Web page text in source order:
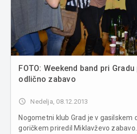
FOTO: Weekend band pri
odlično zabavo
access_time Nedelja, 08.12.2013
Nogometni klub Grad je v gasilskem
goričkem priredil Miklavževo